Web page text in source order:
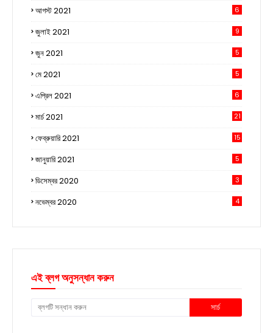
আগস্ট 2021 6
জুলাই 2021 9
জুন 2021 5
মে 2021 5
এপ্রিল 2021 6
মার্চ 2021 21
ফেব্রুয়ারি 2021 15
জানুয়ারি 2021 5
ডিসেম্বর 2020 3
নভেম্বর 2020 4
এই ব্লগ অনুসন্ধান করুন